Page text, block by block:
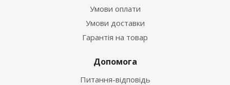
Умови оплати
Умови доставки
Гарантія на товар
Допомога
Питання-відповідь